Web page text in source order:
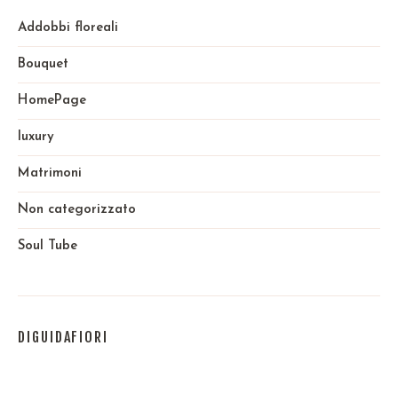
Addobbi floreali
Bouquet
HomePage
luxury
Matrimoni
Non categorizzato
Soul Tube
DIGUIDAFIORI